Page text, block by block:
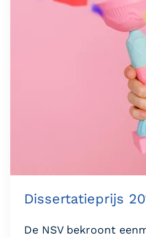
Dissertatieprijs
De NSV bekroont